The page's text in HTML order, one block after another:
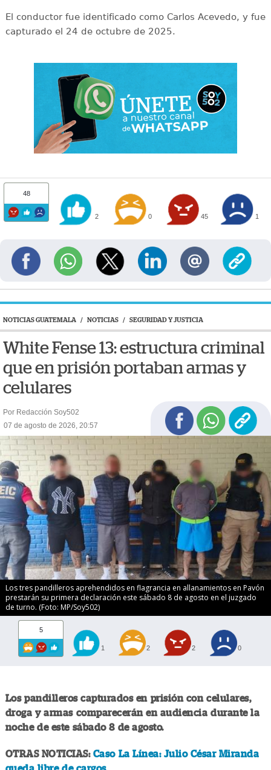
El conductor fue identificado como Carlos Acevedo, y fue
capturado el 24 de octubre de 2025.
48
2 0 45 1
NOTICIAS GUATEMALA / NOTICIAS / SEGURIDAD Y JUSTICIA
White Fense 13: estructura criminal
que en prisión portaban armas y
celulares
Por Redacción Soy502
07 de agosto de 2026, 20:57
Los tres pandilleros aprehendidos en flagrancia en allanamientos en Pavón
prestarán su primera declaración este sábado 8 de agosto en el juzgado
de turno. (Foto: MP/Soy502)
5
1 2 2 0
Los pandilleros capturados en prisión con celulares,
droga y armas comparecerán en audiencia durante la
noche de este sábado 8 de agosto.
OTRAS NOTICIAS: Caso La Línea: Julio César Miranda